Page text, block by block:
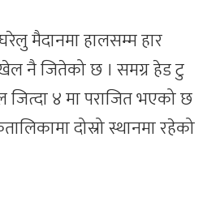
मैदानमा हालसम्म हार
नै जितेको छ । समग्र हेड टु
४ मा पराजित भएको छ
दोस्रो स्थानमा रहेको